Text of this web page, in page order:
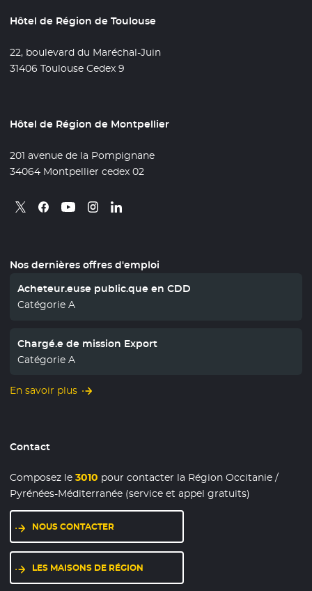
Hôtel de Région de Toulouse
22, boulevard du Maréchal-Juin
31406 Toulouse Cedex 9
Hôtel de Région de Montpellier
201 avenue de la Pompignane
34064 Montpellier cedex 02
Retrouvez nous sur X
- Nouvelle fenêtre
Retrouvez nous sur Facebook
- Nouvelle fenêtre
Retrouvez nous sur Youtube
- Nouvelle fenêtre
Retrouvez nous sur Instagram
- Nouvelle fenêtre
Retrouvez nous sur Linkedin
- Nouvelle fenêtre
Nos dernières offres d'emploi
Acheteur.euse public.que en CDD
Catégorie A
Chargé.e de mission Export
Catégorie A
En savoir plus
Contact
Composez le3010 pour contacter la Région Occitanie /
Pyrénées-Méditerranée (service et appel gratuits)
NOUS CONTACTER
LES MAISONS DE RÉGION